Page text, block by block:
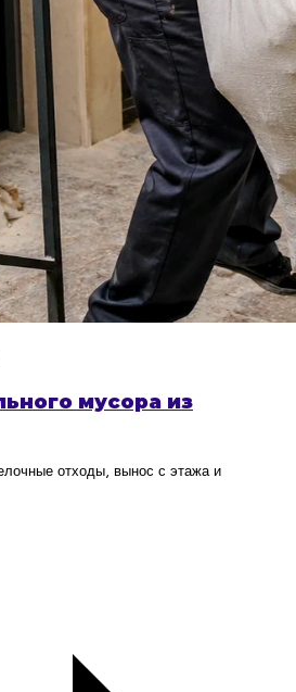
мусора из
отходы, вынос с этажа и